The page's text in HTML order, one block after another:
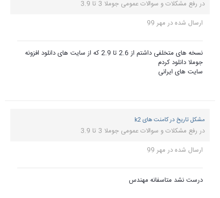
در رفع مشکلات و سوالات عمومی جوملا 3 تا 3.9
ارسال شده در مهر 99
نسخه های متخلفی داشتم از 2.6 تا 2.9 که از سایت های دانلود افزونه
جوملا دانلود کردم
سایت های ایرانی
مشکل تاریخ در کامنت های k2
در رفع مشکلات و سوالات عمومی جوملا 3 تا 3.9
ارسال شده در مهر 99
درست نشد متاسفانه مهندس